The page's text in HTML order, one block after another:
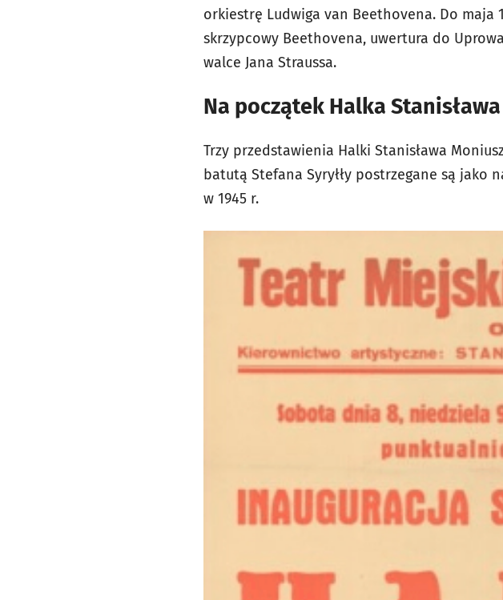
orkiestrę Ludwiga van Beethovena. Do maja
skrzypcowy Beethovena, uwertura do
walce Jana Straussa.
Na początek Halka
Trzy przedstawienia Halki Stanisława
batutą Stefana Syryłły postrzegane są jako
w 1945 r.